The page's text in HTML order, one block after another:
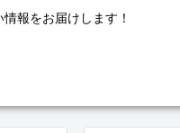
報をお届けします！